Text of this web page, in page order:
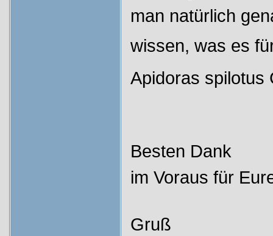
man natürlich
wissen, was es
Apidoras spilotus
Besten Dank
im Voraus für
Gruß